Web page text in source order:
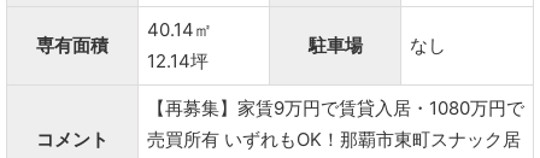
専有面積
40.14㎡
12.14坪
駐車場 なし
コメント
【再募集】家賃9万円で賃貸入居・1080万円で
売買所有 いずれもOK！那覇市東町スナック居